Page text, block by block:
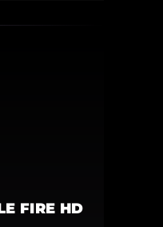
FIRE HD